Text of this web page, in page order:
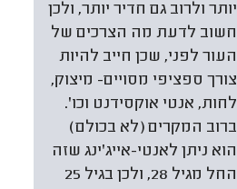
יותר ולרוב גם חדיר יותר, ולכן
חשוב לדעת מה הצרכים של
העור לפני, שכן חייב להיות
צורך ספציפי מסויים- מיצוק,
לחות, אנטי אוקסידנט וכו'.
ברוב המקרים (לא בכולם)
הוא ניתן לאנטי-אייג'ינג שזה
החל מגיל 28, ולכן בגיל 25